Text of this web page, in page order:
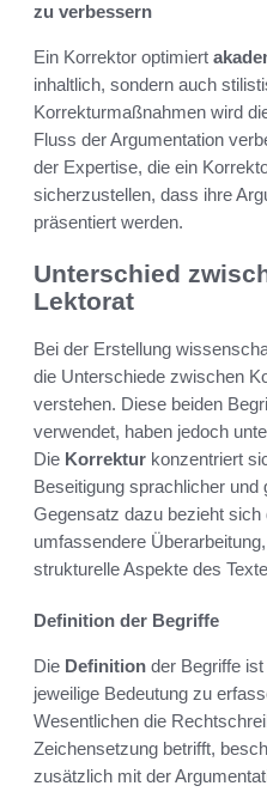
zu verbessern
Ein Korrektor optimiert
inhaltlich, sondern auch
Korrekturmaßnahmen wird
Fluss der Argumentation
der Expertise, die ein
sicherzustellen, dass ihre
präsentiert werden.
Unterschied
Lektorat
Bei der Erstellung
die Unterschiede zwischen
verstehen. Diese beiden
verwendet, haben jedoch
Die Korrektur konzentriert
Beseitigung sprachlicher
Gegensatz dazu bezieht sich
umfassendere
strukturelle Aspekte des
Definition der Begriffe
Die Definition der Begriffe
jeweilige Bedeutung zu
Wesentlichen die
Zeichensetzung betrifft,
zusätzlich mit der